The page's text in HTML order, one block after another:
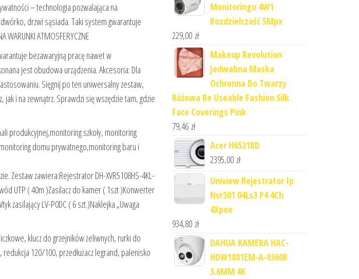
– technologia pozwalająca na
drzwi sąsiada. Taki system gwarantuje
ATMOSFERYCZNE
bezawaryjną pracę nawet w
jest obudowa urządzenia. Akcesoria: Dla
Sięgnij po ten uniwersalny zestaw,
i na zewnątrz. Sprawdzi się wszędzie tam, gdzie
produkcyjnej,monitoring szkoły, monitoring
domu prywatnego,monitoring baru i
Zestaw zawiera:Rejestrator DH-XVR5108HS-4KL-
UTP ( 40m )Zasilacz do kamer ( 1szt )Konwerter
zasilający LV-P0DC ( 6 szt.)Naklejka „Uwaga
klucz do grzejników żeliwnych, rurki do
120/100, przedłużacz legrand, palenisko
Monitoringu 4W1
Rozdzielczość 5Mpx
229,00 zł
Makeup Revolution
Jedwabna Maska
Ochronna Do Twarzy
Różowa Re Useable Fashion Silk
Face Coverings Pink
79,46 zł
Acer H6521BD
2395,00 zł
Uniview Rejestrator Ip
Nvr301 04Ls3 P4 4Ch
4Xpoe
934,80 zł
DAHUA KAMERA HAC-
HDW1801EM-A-0360B
3.6MM 4K